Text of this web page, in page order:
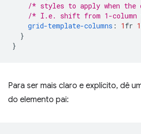
/* styles to apply when
/* I.e. shift from 1-column
grid-template-columns : 1 fr 1
}
}
Para ser mais claro e explícito, dê
do elemento pai: